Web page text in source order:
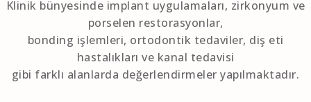
Klinik bünyesinde implant uygulamaları, zirkonyum ve
porselen restorasyonlar,
bonding işlemleri, ortodontik tedaviler, diş eti
hastalıkları ve kanal tedavisi
gibi farklı alanlarda değerlendirmeler yapılmaktadır.